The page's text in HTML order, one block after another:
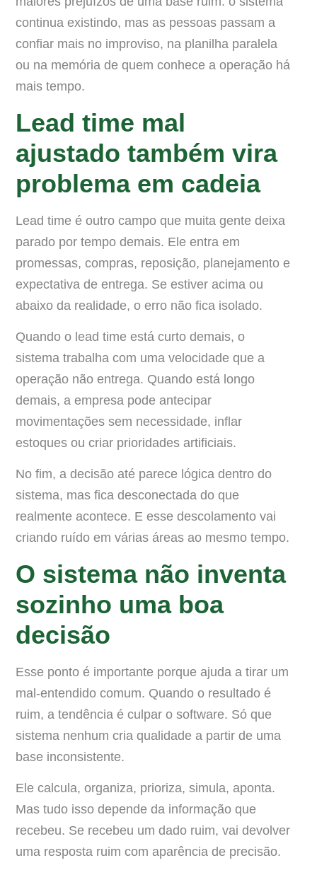
continua existindo, mas as pessoas passam a
confiar mais no improviso, na planilha paralela
ou na memória de quem conhece a operação há
mais tempo.
Lead time mal
ajustado também vira
problema em cadeia
Lead time é outro campo que muita gente deixa
parado por tempo demais. Ele entra em
promessas, compras, reposição, planejamento e
expectativa de entrega. Se estiver acima ou
abaixo da realidade, o erro não fica isolado.
Quando o lead time está curto demais, o
sistema trabalha com uma velocidade que a
operação não entrega. Quando está longo
demais, a empresa pode antecipar
movimentações sem necessidade, inflar
estoques ou criar prioridades artificiais.
No fim, a decisão até parece lógica dentro do
sistema, mas fica desconectada do que
realmente acontece. E esse descolamento vai
criando ruído em várias áreas ao mesmo tempo.
O sistema não inventa
sozinho uma boa
decisão
Esse ponto é importante porque ajuda a tirar um
mal-entendido comum. Quando o resultado é
ruim, a tendência é culpar o software. Só que
sistema nenhum cria qualidade a partir de uma
base inconsistente.
Ele calcula, organiza, prioriza, simula, aponta.
Mas tudo isso depende da informação que
recebeu. Se recebeu um dado ruim, vai devolver
uma resposta ruim com aparência de precisão.